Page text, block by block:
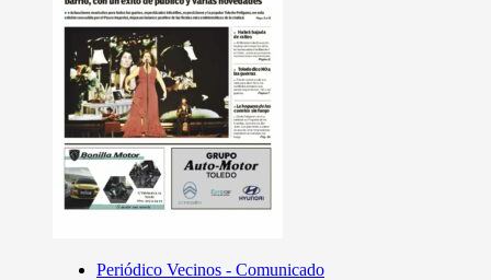
Periódico Vecinos - Comunicado